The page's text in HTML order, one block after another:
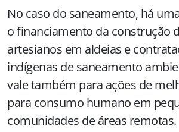
No caso do saneamento, há
o financiamento da construção
artesianos em aldeias e
indígenas de saneamento
vale também para ações de
para consumo humano em
comunidades de áreas remotas.